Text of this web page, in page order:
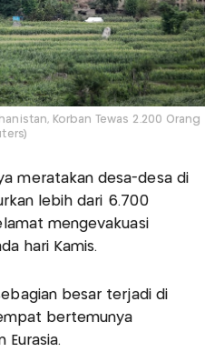
Korban Tewas 2.200 Orang
meratakan desa-desa di
lebih dari 6.700
mengevakuasi
hari Kamis.
besar terjadi di
bertemunya
Eurasia.